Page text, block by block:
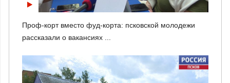
Проф-корт вместо фуд-корта: псковской молодежи
рассказали о вакансиях ...